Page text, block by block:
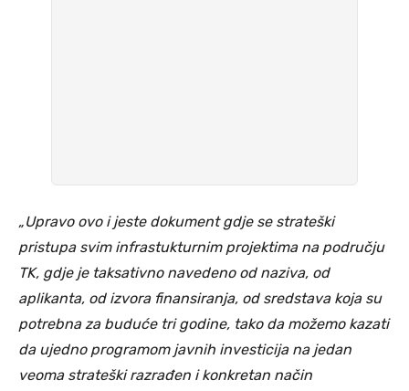
„Upravo ovo i jeste dokument gdje se strateški
pristupa svim infrastukturnim projektima na području
TK, gdje je taksativno navedeno od naziva, od
aplikanta, od izvora finansiranja, od sredstava koja su
potrebna za buduće tri godine, tako da možemo kazati
da ujedno programom javnih investicija na jedan
veoma strateški razrađen i konkretan način